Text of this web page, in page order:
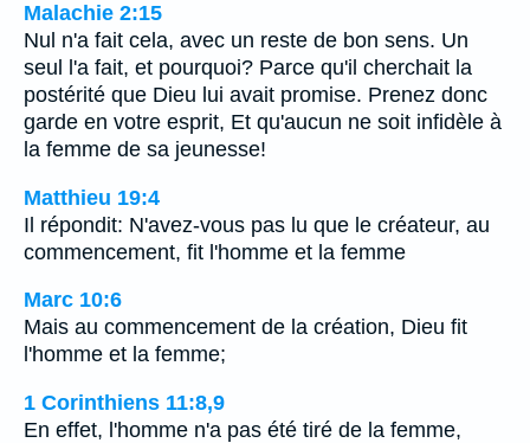
Malachie 2:15
Nul n'a fait cela, avec un reste de bon sens. Un
seul l'a fait, et pourquoi? Parce qu'il cherchait la
postérité que Dieu lui avait promise. Prenez donc
garde en votre esprit, Et qu'aucun ne soit infidèle à
la femme de sa jeunesse!
Matthieu 19:4
Il répondit: N'avez-vous pas lu que le créateur, au
commencement, fit l'homme et la femme
Marc 10:6
Mais au commencement de la création, Dieu fit
l'homme et la femme;
1 Corinthiens 11:8,9
En effet, l'homme n'a pas été tiré de la femme,